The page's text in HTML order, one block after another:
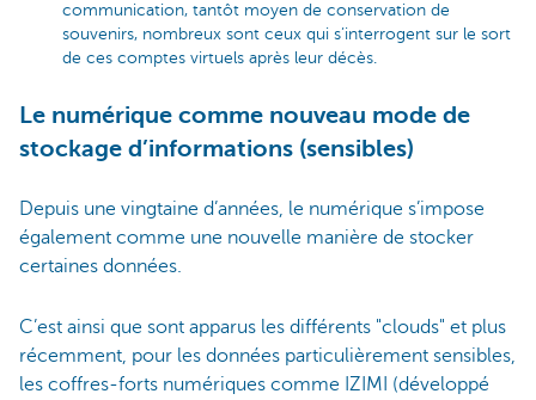
communication, tantôt moyen de conservation de
souvenirs, nombreux sont ceux qui s’interrogent sur le sort
de ces comptes virtuels après leur décès.
Le numérique comme nouveau mode de
stockage d’informations (sensibles)
Depuis une vingtaine d’années, le numérique s’impose
également comme une nouvelle manière de stocker
certaines données.
C’est ainsi que sont apparus les différents "clouds" et plus
récemment, pour les données particulièrement sensibles,
les coffres-forts numériques comme IZIMI (développé